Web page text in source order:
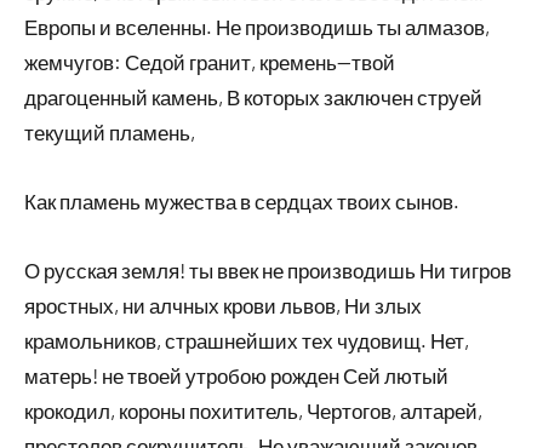
Европы и вселенны. Не производишь ты алмазов,
жемчугов: Седой гранит, кремень—твой
драгоценный камень, В которых заключен струей
текущий пламень,
Как пламень мужества в сердцах твоих сынов.
О русская земля! ты ввек не производишь Ни тигров
яростных, ни алчных крови львов, Ни злых
крамольников, страшнейших тех чудовищ. Нет,
матерь! не твоей утробою рожден Сей лютый
крокодил, короны похититель, Чертогов, алтарей,